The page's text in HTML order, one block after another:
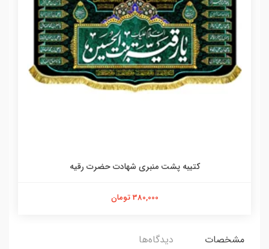
کتیبه پشت منبری شهادت حضرت رقیه
380,000 تومان
مشخصات دیدگاه‌ها